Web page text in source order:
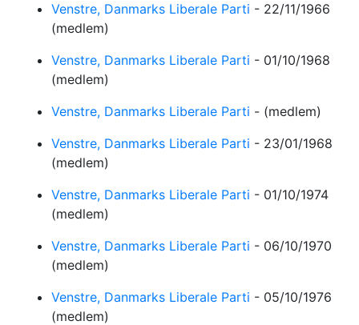
Venstre, Danmarks Liberale Parti - 22/11/1966
(medlem)
Venstre, Danmarks Liberale Parti - 01/10/1968
(medlem)
Venstre, Danmarks Liberale Parti - (medlem)
Venstre, Danmarks Liberale Parti - 23/01/1968
(medlem)
Venstre, Danmarks Liberale Parti - 01/10/1974
(medlem)
Venstre, Danmarks Liberale Parti - 06/10/1970
(medlem)
Venstre, Danmarks Liberale Parti - 05/10/1976
(medlem)